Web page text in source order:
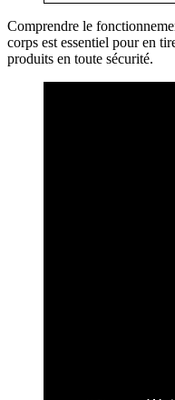
Comprendre le
corps est essentiel pour en
produits en toute sécurité.